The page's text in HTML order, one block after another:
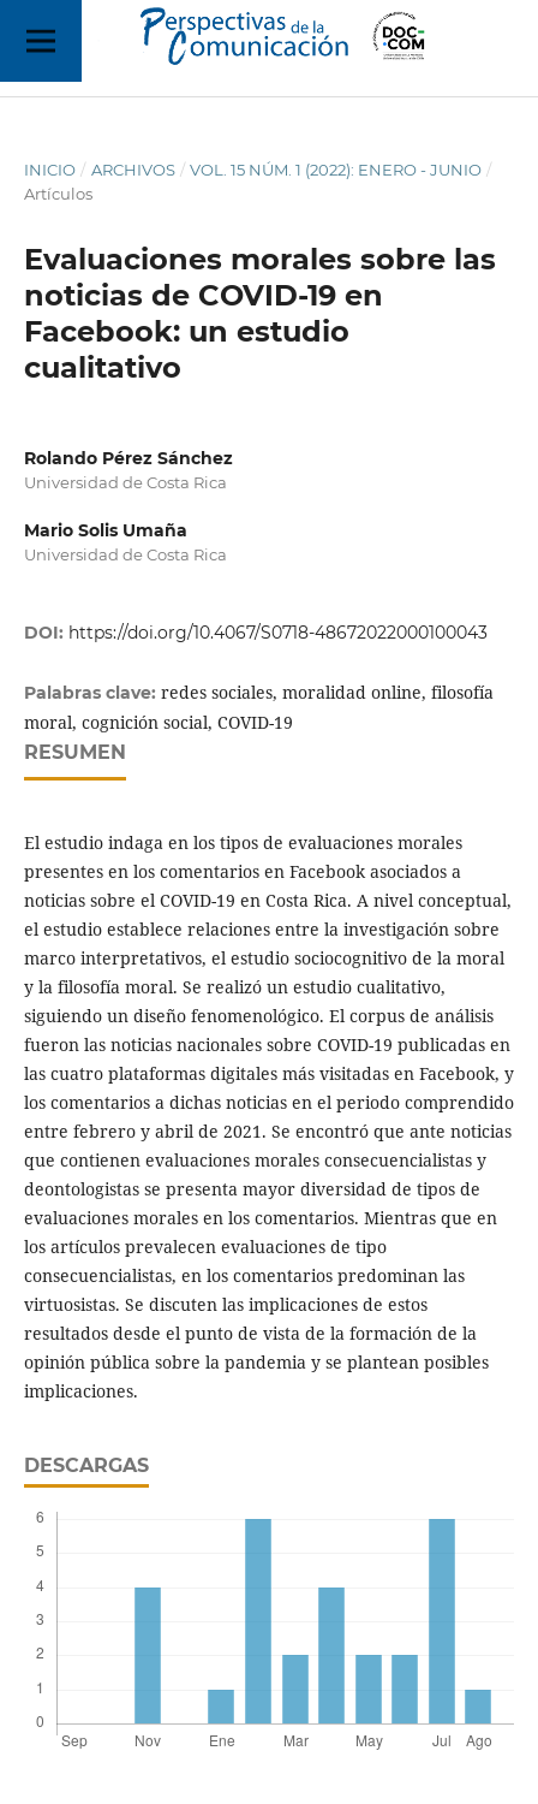
INICIO / ARCHIVOS / VOL. 15 NÚM. 1 (2022): ENERO - JUNIO /
Artículos
Evaluaciones morales sobre las
noticias de COVID-19 en
Facebook: un estudio
cualitativo
Rolando Pérez Sánchez
Universidad de Costa Rica
Mario Solis Umaña
Universidad de Costa Rica
DOI: https://doi.org/10.4067/S0718-48672022000100043
Palabras clave: redes sociales, moralidad online, filosofía
moral, cognición social, COVID-19
RESUMEN
El estudio indaga en los tipos de evaluaciones morales
presentes en los comentarios en Facebook asociados a
noticias sobre el COVID-19 en Costa Rica. A nivel conceptual,
el estudio establece relaciones entre la investigación sobre
marco interpretativos, el estudio sociocognitivo de la moral
y la filosofía moral. Se realizó un estudio cualitativo,
siguiendo un diseño fenomenológico. El corpus de análisis
fueron las noticias nacionales sobre COVID-19 publicadas en
las cuatro plataformas digitales más visitadas en Facebook, y
los comentarios a dichas noticias en el periodo comprendido
entre febrero y abril de 2021. Se encontró que ante noticias
que contienen evaluaciones morales consecuencialistas y
deontologistas se presenta mayor diversidad de tipos de
evaluaciones morales en los comentarios. Mientras que en
los artículos prevalecen evaluaciones de tipo
consecuencialistas, en los comentarios predominan las
virtuosistas. Se discuten las implicaciones de estos
resultados desde el punto de vista de la formación de la
opinión pública sobre la pandemia y se plantean posibles
implicaciones.
DESCARGAS